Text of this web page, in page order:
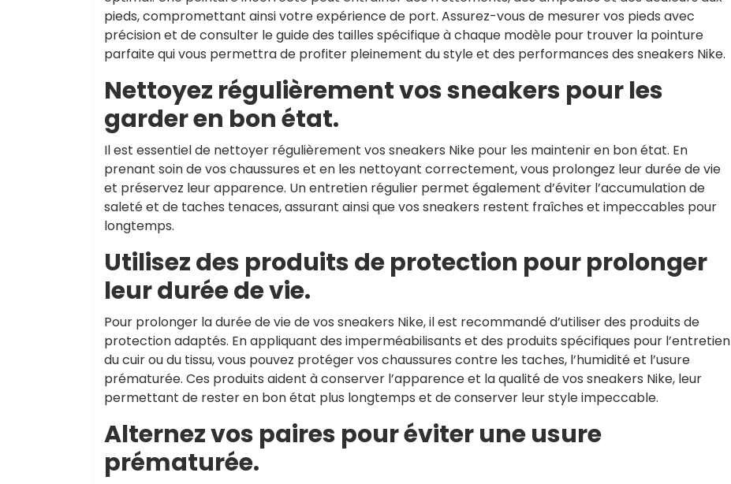
pieds, compromettant ainsi votre expérience de port. Assurez-vous de mesurer vos pieds avec
précision et de consulter le guide des tailles spécifique à chaque modèle pour trouver la pointure
parfaite qui vous permettra de profiter pleinement du style et des performances des sneakers Nike.
Nettoyez régulièrement vos sneakers pour les
garder en bon état.
Il est essentiel de nettoyer régulièrement vos sneakers Nike pour les maintenir en bon état. En
prenant soin de vos chaussures et en les nettoyant correctement, vous prolongez leur durée de vie
et préservez leur apparence. Un entretien régulier permet également d’éviter l’accumulation de
saleté et de taches tenaces, assurant ainsi que vos sneakers restent fraîches et impeccables pour
longtemps.
Utilisez des produits de protection pour prolonger
leur durée de vie.
Pour prolonger la durée de vie de vos sneakers Nike, il est recommandé d’utiliser des produits de
protection adaptés. En appliquant des imperméabilisants et des produits spécifiques pour l’entretien
du cuir ou du tissu, vous pouvez protéger vos chaussures contre les taches, l’humidité et l’usure
prématurée. Ces produits aident à conserver l’apparence et la qualité de vos sneakers Nike, leur
permettant de rester en bon état plus longtemps et de conserver leur style impeccable.
Alternez vos paires pour éviter une usure
prématurée.